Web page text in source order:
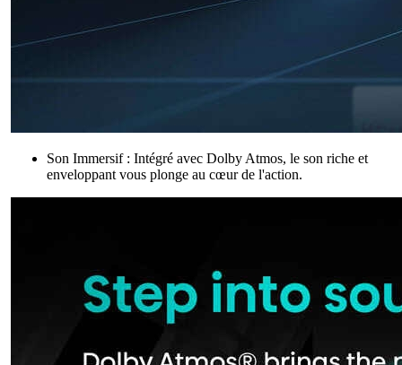
Son Immersif : Intégré avec Dolby Atmos, le son riche et
enveloppant vous plonge au cœur de l'action.